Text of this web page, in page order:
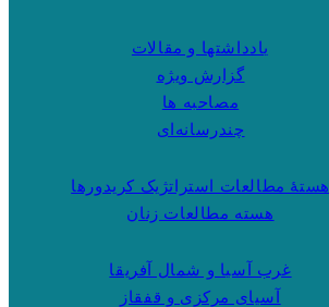
یادداشتها و مقالات
گزارش ویژه
مصاحبه ها
چندرسانه‌ای
هستهٔ مطالعات استراتژیک کریدورها
هسته مطالعات زنان
غرب آسیا و شمال آفریقا
آسیای مرکزی و قفقاز